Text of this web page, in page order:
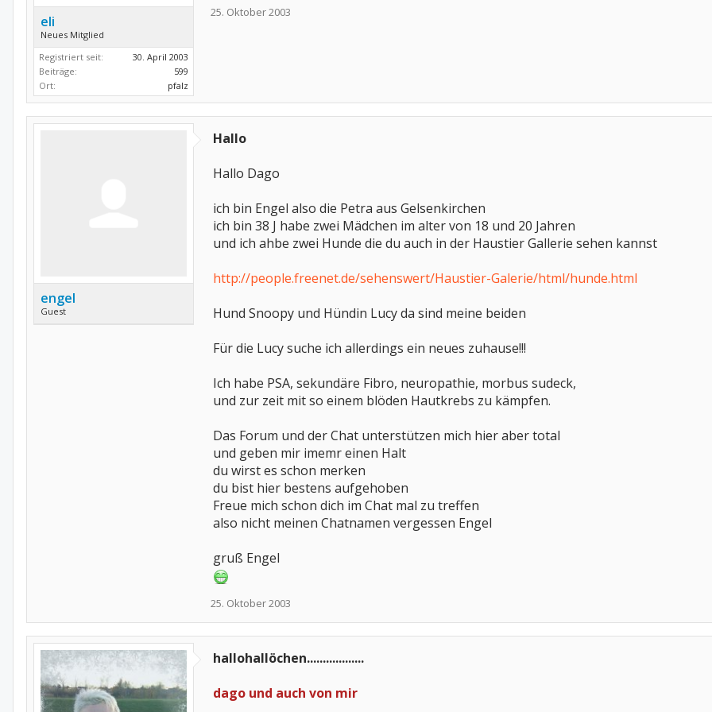
eli
Neues Mitglied
Registriert seit:
30. April 2003
Beiträge:
599
Ort:
pfalz
25. Oktober 2003
engel
Guest
Hallo
Hallo Dago
ich bin Engel also die Petra aus Gelsenkirchen
ich bin 38 J habe zwei Mädchen im alter von 18 und 20 Jahren
und ich ahbe zwei Hunde die du auch in der Haustier Gallerie sehen kannst
http://people.freenet.de/sehenswert/Haustier-Galerie/html/hunde.html
Hund Snoopy und Hündin Lucy da sind meine beiden
Für die Lucy suche ich allerdings ein neues zuhause!!!
Ich habe PSA, sekundäre Fibro, neuropathie, morbus sudeck,
und zur zeit mit so einem blöden Hautkrebs zu kämpfen.
Das Forum und der Chat unterstützen mich hier aber total
und geben mir imemr einen Halt
du wirst es schon merken
du bist hier bestens aufgehoben
Freue mich schon dich im Chat mal zu treffen
also nicht meinen Chatnamen vergessen Engel
gruß Engel
25. Oktober 2003
hallohallöchen..................
dago und auch von mir